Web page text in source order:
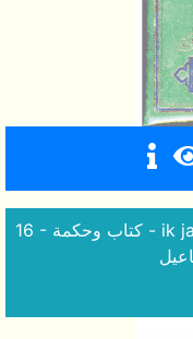
16 - كتاب وحكمة - ik jawab - روح البيان في تفسير القران-جـ